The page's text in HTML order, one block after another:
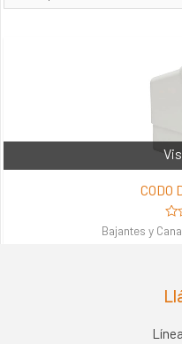
CODO
Bajantes y